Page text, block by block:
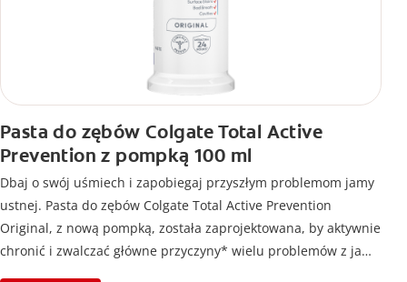
Pasta do zębów Colgate Total Active
Prevention z pompką 100 ml
Dbaj o swój uśmiech i zapobiegaj przyszłym problemom jamy
ustnej. Pasta do zębów Colgate Total Active Prevention
Original, z nową pompką, została zaprojektowana, by aktywnie
chronić i zwalczać główne przyczyny* wielu problemów z jamą